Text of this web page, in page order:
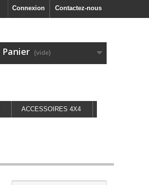
Contactez-nous
Connexion
Panier (vide)
ACCESSOIRES 4X4